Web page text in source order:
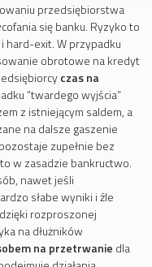
przedsiębiorstwa
się banku. Ryzyko to
hard-exit. W przypadku
obrotowe na kredyt
czas na
“twardego wyjścia”
z istniejącym saldem, a
na dalsze gaszenie
zupełnie bez
w zasadzie bankructwo.
nawet jeśli
słabe wyniki i źle
rozproszonej
na dłużników
na przetrwanie dla